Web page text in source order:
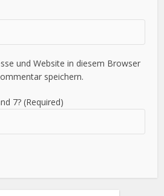
und Website in diesem Browser
speichern.
7? (Required)